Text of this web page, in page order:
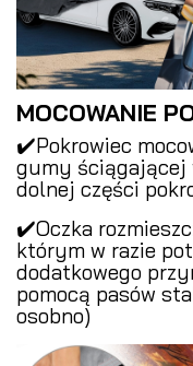
MOCOWANIE
✔️Pokrowiec
gumy ściągającej
dolnej części
✔️Oczka
którym w razie
dodatkowego
pomocą pasów
osobno)